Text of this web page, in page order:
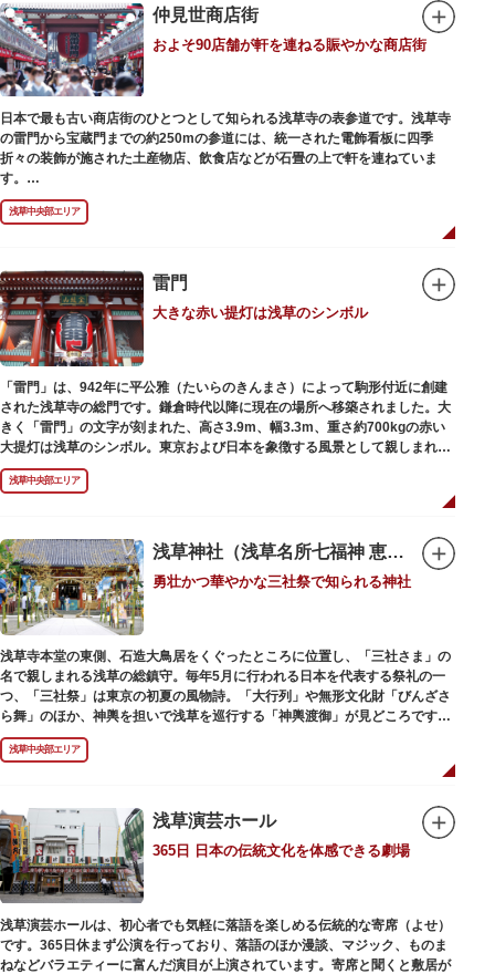
身を清めましょう。「観音堂」とも呼ばれる本堂にはご本尊の聖観世音菩薩
が祀られており、毎日定時に法要が執り行われています。
境内の歴史ある建造物も必見です。ひと際目立つ五重塔、国指定重要文化財
の二天門、浅草名所七福神のひとつ・大黒天が祀られた影向堂（ようごうど
う）など、悠久の時に思いを馳せて見学をお楽しみください。
日没後はライトアップされ、朱塗りの建物がより一層鮮やかに浮かび上がり
ます。昼間は約90店舗が軒を連ねる仲見世のお店も閉まり、シャッターに描
かれた「浅草絵巻」を楽しめるのも夜の醍醐味。撮影スポットやデートスポ
ットにもおすすめです。昼間と比べて人が少なくゆっくり巡れるので、足を
運んでみてはいかがでしょうか。
仲見世商店街
およそ90店舗が軒を連ねる賑やかな商店街
日本で最も古い商店街のひとつとして知られる浅草寺の表参道です。浅草寺
の雷門から宝蔵門までの約250mの参道には、統一された電飾看板に四季
折々の装飾が施された土産物店、飲食店などが石畳の上で軒を連ねていま
す。
人形焼や手焼きせんべいをはじめ、団子や揚げまんじゅう、雷おこしなどの
銘菓、和傘や扇子など伝統工芸品も並び、歩いているだけで浅草らしさを感
じる場所です。江戸文化を感じる粋な商品の数々は、海外からの観光客にも
ての味を堪能できるのも魅力。下町っ子の威勢の良い売り声が飛び交うな
か、お気に入りのお土産探しをお楽しみください。
浅草中央部エリア
雷門
大きな赤い提灯は浅草のシンボル
「雷門」は、942年に平公雅（たいらのきんまさ）によって駒形付近に創建
された浅草寺の総門です。鎌倉時代以降に現在の場所へ移築されました。大
きく「雷門」の文字が刻まれた、高さ3.9m、幅3.3m、重さ約700kgの赤い
大提灯は浅草のシンボル。東京および日本を象徴する風景として親しまれ、
フォトスポットとしても国内外の観光客を魅了し続けています。
提灯の底部に施された見事な龍の彫刻や、門の北側（風神雷神の背後）に安
置されている浅草寺の護法善神「天龍像」と「金龍像」も見どころ。正式名
ます。日没から23時頃までは雷門や浅草寺がライトアップされ、昼間とは違
った荘厳な雰囲気に包まれます。
何度も焼失と再建を繰り返し、現在の雷門は1960年に松下電器産業（現パナ
ソニック）の松下幸之助氏の寄進により再建されたものです。
浅草中央部エリア
浅草神社（浅草名所七福神 恵比須）
勇壮かつ華やかな三社祭で知られる神社
浅草寺本堂の東側、石造大鳥居をくぐったところに位置し、「三社さま」の
名で親しまれる浅草の総鎮守。毎年5月に行われる日本を代表する祭礼の一
つ、「三社祭」は東京の初夏の風物詩。「大行列」や無形文化財「びんざさ
ら舞」のほか、神輿を担いで浅草を巡行する「神輿渡御」が見どころです。
町を練り歩く担ぎ手たちの威勢良い掛け声が響き渡り、浅草の町がまつり一
色に染まります。
6月の「夏越し（なごし）の大祓」では、茅草で作られた輪の中（茅の輪）
ら逃れ、福徳があると伝えられる行事です。
本殿には浅草寺のご本尊である聖観世音菩薩像を見つけた漁師の兄弟ととも
に、尊像として奉安した郷土の文化人、土師真中知（はじのなかとも）の3
人が祀られています。江戸時代に徳川家光が寄進した社殿は本殿・幣殿と拝
殿の間が渡り廊下で繋がる建築様式。国の重要文化財に指定されています。
また、浅草名所七福神のひとつとしても知られ、恵比須像が祀られていま
す。
浅草中央部エリア
浅草演芸ホール
365日 日本の伝統文化を体感できる劇場
浅草演芸ホールは、初心者でも気軽に落語を楽しめる伝統的な寄席（よせ）
です。365日休まず公演を行っており、落語のほか漫談、マジック、ものま
ねなどバラエティーに富んだ演目が上演されています。寄席と聞くと敷居が